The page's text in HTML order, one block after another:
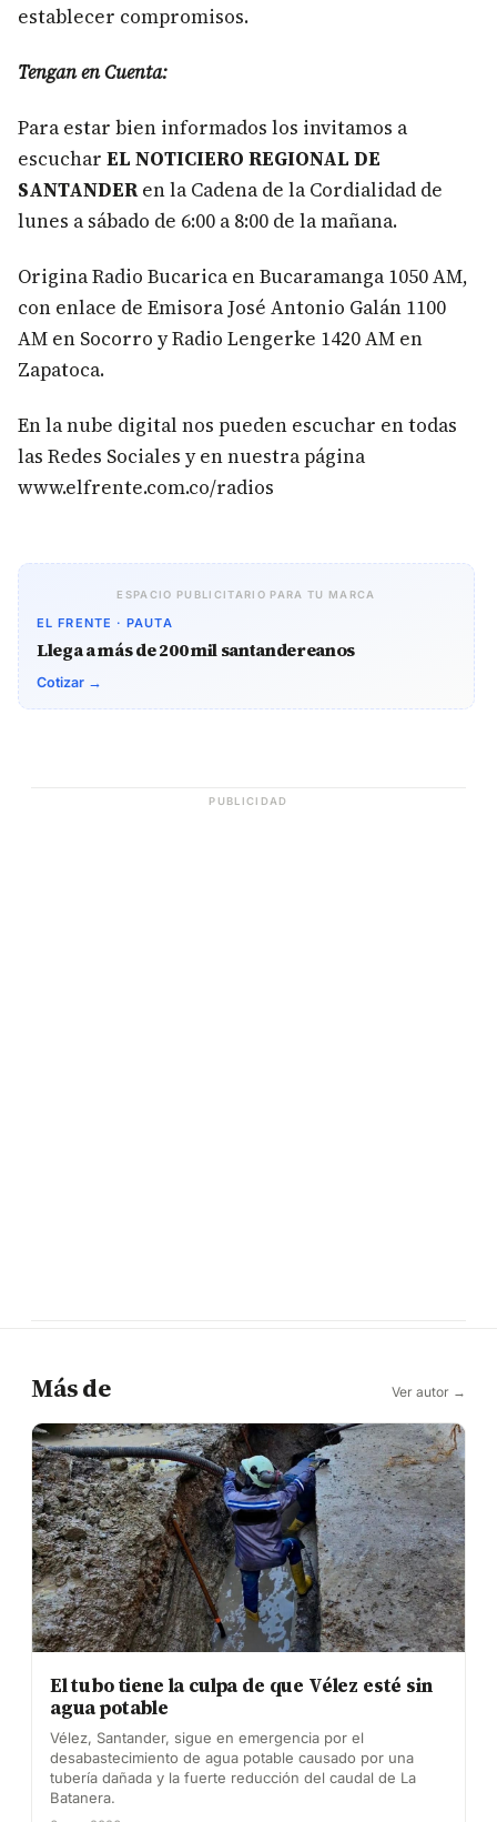
establecer compromisos.
Tengan en Cuenta:
Para estar bien informados los invitamos a
escuchar EL NOTICIERO REGIONAL DE
SANTANDERen la Cadena de la Cordialidad de
lunes a sábado de 6:00 a 8:00 de la mañana.
Origina Radio Bucarica en Bucaramanga 1050 AM,
con enlace de Emisora José Antonio Galán 1100
AM en Socorro y Radio Lengerke 1420 AM en
Zapatoca.
En la nube digital nos pueden escuchar en todas
las Redes Sociales y en nuestra página
www.elfrente.com.co/radios
ESPACIO PUBLICITARIO PARA TU MARCA
EL FRENTE · PAUTA
Llega a más de 200 mil santandereanos
Cotizar →
PUBLICIDAD
Más de Ver autor →
El tubo tiene la culpa de que Vélez esté sin
agua potable
Vélez, Santander, sigue en emergencia por el
desabastecimiento de agua potable causado por una
tubería dañada y la fuerte reducción del caudal de La
Batanera.